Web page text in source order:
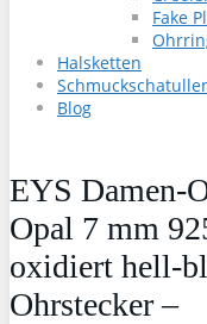
Fake
Halsketten
Blog
EYS Damen-
Opal 7 mm
oxidiert hell-
Ohrstecker –